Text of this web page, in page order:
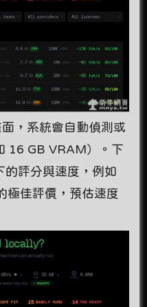
，系統會自動偵測或
16 GB VRAM）。下
的評分與速度，例如
極佳評價，預估速度